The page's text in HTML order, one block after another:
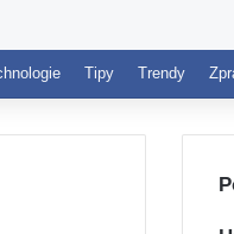
Tipy Trendy